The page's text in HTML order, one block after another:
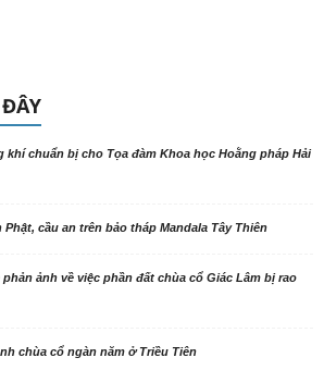
khí chuẩn bị cho Tọa đàm Khoa học Hoằng pháp Hải
Phật, cầu an trên bảo tháp Mandala Tây Thiên
ảnh về việc phần đất chùa cổ Giác Lâm bị rao
chùa cổ ngàn năm ở Triều Tiên